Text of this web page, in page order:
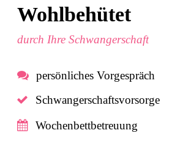
Wohlbehütet
durch Ihre Schwangerschaft
persönliches Vorgespräch
Schwangerschaftsvorsorge
Wochenbettbetreuung